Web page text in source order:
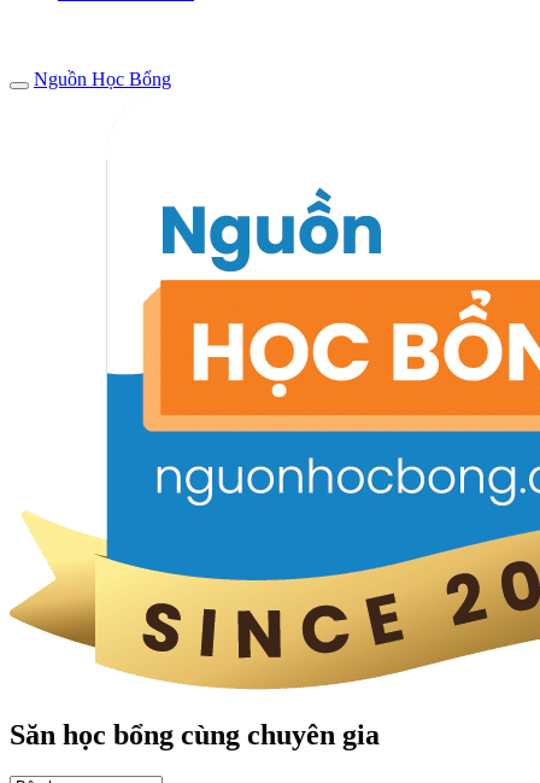
Nguồn Học Bổng
Săn học bổng cùng chuyên gia